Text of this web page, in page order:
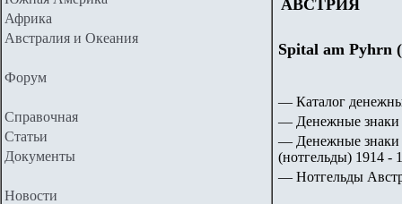
Африка
Австралия и Океания
Форум
Справочная
Статьи
Документы
Новости
АВСТРИЯ
Spital am Pyhrn
— Каталог
— Денежные знаки
— Денежные знаки
(нотгельды) 1914 -
— Нотгельды